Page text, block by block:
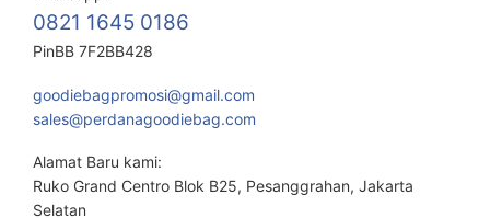
0821 1645 0186
PinBB 7F2BB428
goodiebagpromosi@gmail.com
sales@perdanagoodiebag.com
Alamat Baru kami:
Ruko Grand Centro Blok B25, Pesanggrahan, Jakarta
Selatan